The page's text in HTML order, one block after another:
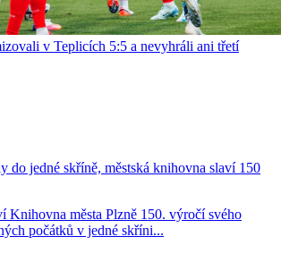
v Teplicích 5:5 a nevyhráli ani třetí
do jedné skříně, městská knihovna slaví 150
Knihovna města Plzně 150. výročí svého
počátků v jedné skříni...